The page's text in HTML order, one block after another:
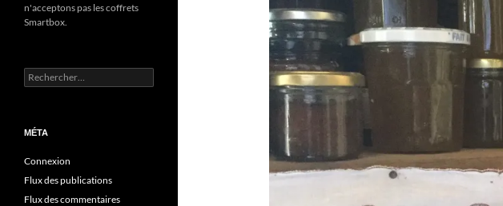
n'acceptons pas les coffrets
Smartbox.
Rechercher :
MÉTA
Connexion
Flux des publications
Flux des commentaires